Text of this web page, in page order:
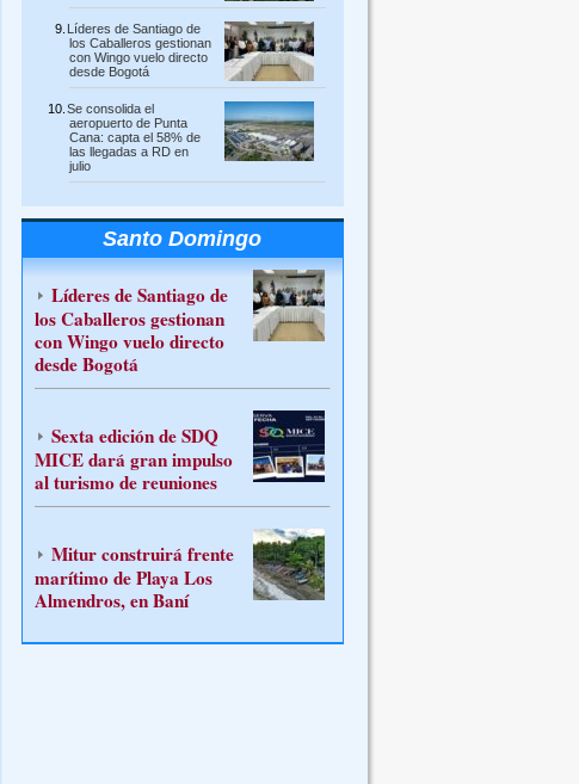
Líderes de Santiago de
los Caballeros gestionan
con Wingo vuelo directo
desde Bogotá
Se consolida el
aeropuerto de Punta
Cana: capta el 58% de
las llegadas a RD en
julio
Santo Domingo
Líderes de Santiago de
los Caballeros gestionan
con Wingo vuelo directo
desde Bogotá
Sexta edición de SDQ
MICE dará gran impulso
al turismo de reuniones
Mitur construirá frente
marítimo de Playa Los
Almendros, en Baní